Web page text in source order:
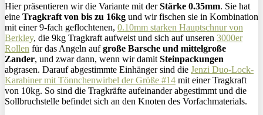
Hier präsentieren wir die Variante mit derStärke 0.35mm. Sie hat
eine Tragkraft von bis zu 16kg und wir fischen sie in Kombination
mit einer 9-fach geflochtenen, 0.10mm starken Hauptschnur von
Berkley, die 9kg Tragkraft aufweist und sich auf unseren 3000er
Rollen für das Angeln aufgroße Barsche und mittelgroße
Zander, und zwar dann, wenn wir damit Steinpackungen
abgrasen. Darauf abgestimmte Einhänger sind die Jenzi Duo-Lock-
Karabiner mit Tönnchenwirbel der Größe #14 mit einer Tragkraft
von 10kg. So sind die Tragkräfte aufeinander abgestimmt und die
Sollbruchstelle befindet sich an den Knoten des Vorfachmaterials.